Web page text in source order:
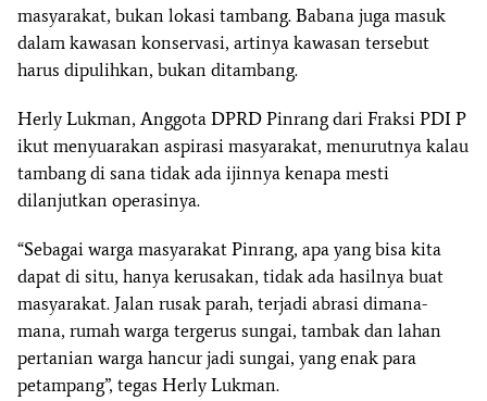
masyarakat, bukan lokasi tambang. Babana juga masuk
dalam kawasan konservasi, artinya kawasan tersebut
harus dipulihkan, bukan ditambang.
Herly Lukman, Anggota DPRD Pinrang dari Fraksi PDI P
ikut menyuarakan aspirasi masyarakat, menurutnya kalau
tambang di sana tidak ada ijinnya kenapa mesti
dilanjutkan operasinya.
“Sebagai warga masyarakat Pinrang, apa yang bisa kita
dapat di situ, hanya kerusakan, tidak ada hasilnya buat
masyarakat. Jalan rusak parah, terjadi abrasi dimana-
mana, rumah warga tergerus sungai, tambak dan lahan
pertanian warga hancur jadi sungai, yang enak para
petampang”, tegas Herly Lukman.